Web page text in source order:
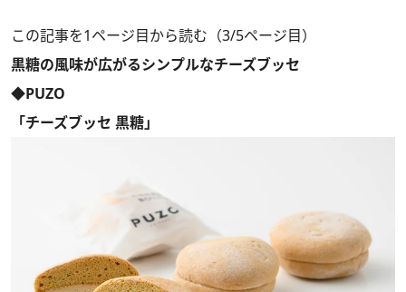
この記事を1ページ目から読む（3/5ページ目）
黒糖の風味が広がるシンプルなチーズブッセ
◆PUZO
「チーズブッセ 黒糖」